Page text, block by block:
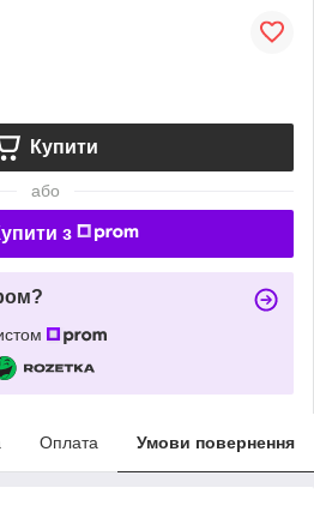
Купити
або
з
Оплата Умови повернення